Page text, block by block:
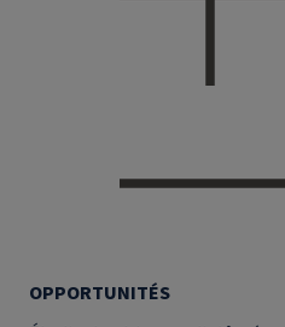
OPPORTUNITÉS